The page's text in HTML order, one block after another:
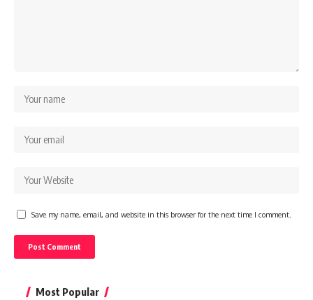
Save my name, email, and website in this browser for the next time I comment.
Most Popular